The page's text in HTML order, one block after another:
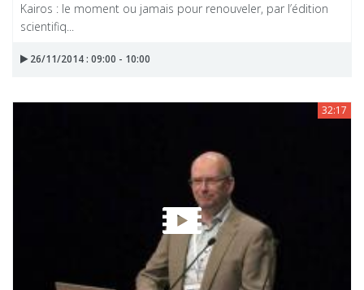
Kairos : le moment ou jamais pour renouveler, par l’édition
scientifiq...
26/11/2014 : 09:00 - 10:00
32:17